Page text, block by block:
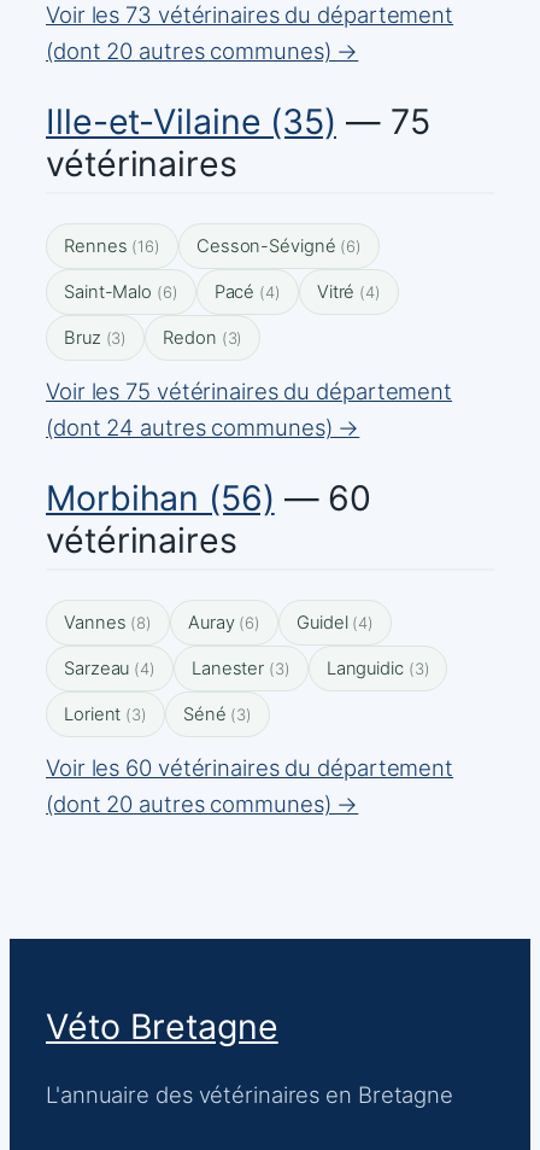
Voir les 73 vétérinaires du département
(dont 20 autres communes) →
Ille-et-Vilaine (35) — 75
vétérinaires
Rennes (16) Cesson-Sévigné (6)
Saint-Malo (6) Pacé (4) Vitré (4)
Bruz (3) Redon (3)
Voir les 75 vétérinaires du département
(dont 24 autres communes) →
Morbihan (56) — 60
vétérinaires
Vannes (8) Auray (6) Guidel (4)
Sarzeau (4) Lanester (3) Languidic (3)
Lorient (3) Séné (3)
Voir les 60 vétérinaires du département
(dont 20 autres communes) →
Véto Bretagne
L'annuaire des vétérinaires en Bretagne